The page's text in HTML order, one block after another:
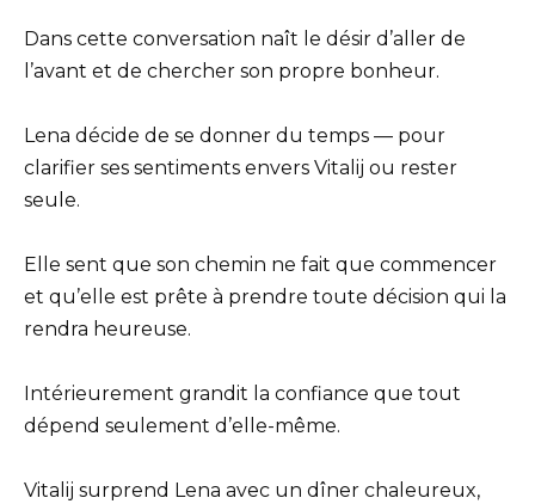
Dans cette conversation naît le désir d’aller de
l’avant et de chercher son propre bonheur.
Lena décide de se donner du temps — pour
clarifier ses sentiments envers Vitalij ou rester
seule.
Elle sent que son chemin ne fait que commencer
et qu’elle est prête à prendre toute décision qui la
rendra heureuse.
Intérieurement grandit la confiance que tout
dépend seulement d’elle-même.
Vitalij surprend Lena avec un dîner chaleureux,